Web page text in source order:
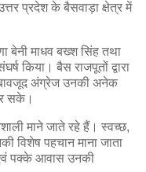
प्रदेश के बैसवाड़ा क्षेत्र में
बेनी माधव बख्श सिंह तथा
किया। बैस राजपूतों द्वारा
अंग्रेज उनकी अनेक
सके।
माने जाते रहे हैं। स्वच्छ,
विशेष पहचान माना जाता
पक्के आवास उनकी